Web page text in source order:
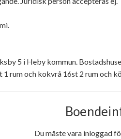
5 i Heby kommun.
rum och kokvrå 16st 2 rum och
Du måste vara inloggad